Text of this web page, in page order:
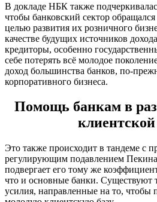
В докладе НБК также
чтобы банковский сектор
целью развития их розничного
качестве будущих источников
кредиторы, особенно
себе потерять всё молодое
доход большинства банков, по-
корпоративного бизнеса.
Помощь банкам в
Это также происходит в тандеме с
регулирующим подавлением
подвергает его тому же
что и основные банки. Существуют
усилия, направленные на то, чтобы